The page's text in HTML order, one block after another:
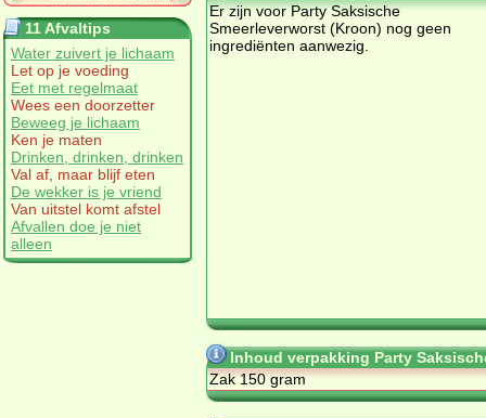
11 Afvaltips
Water zuivert je lichaam
Let op je voeding
Eet met regelmaat
Wees een doorzetter
Beweeg je lichaam
Ken je maten
Drinken, drinken, drinken
Val af, maar blijf eten
De wekker is je vriend
Van uitstel komt afstel
Afvallen doe je niet
alleen
Er zijn voor Party Saksische
Smeerleverworst (Kroon) nog geen
ingrediënten aanwezig.
Inhoud verpakking Party
Zak 150 gram